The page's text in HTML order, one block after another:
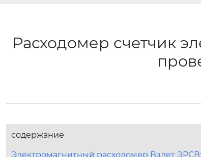
Расходомер счетчик
содержание
Электромагнитный расходомер Взлет